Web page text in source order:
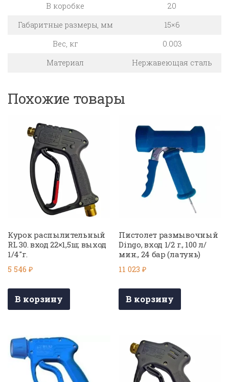
В коробке
20
Габаритные размеры, мм
15×6
Вес, кг
0.003
Материал
Нержавеющая сталь
Похожие товары
Курок распылительный
RL 30. вход 22×1,5ш; выход
1/4″г.
5 546 ₽
В корзину
Пистолет размывочный
Dingo, вход 1/2 г., 100 л/
мин., 24 бар (латунь)
11 023₽
В корзину